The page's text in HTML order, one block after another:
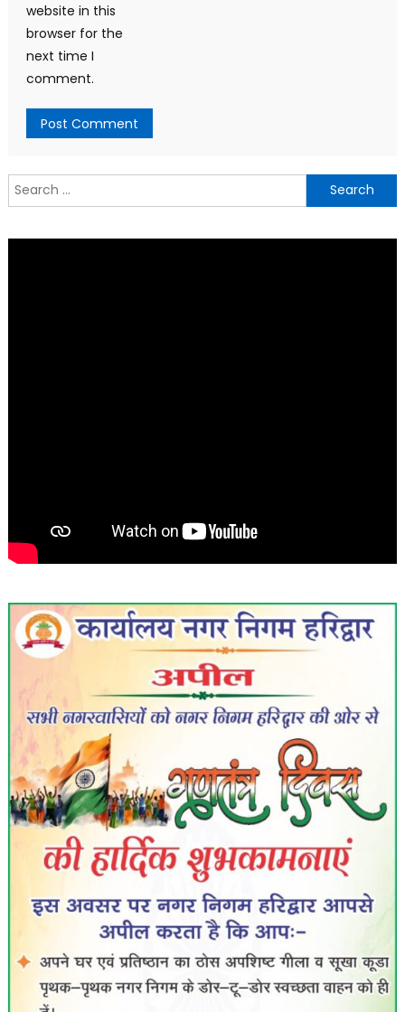
website in this
browser for the
next time I
comment.
Search
for: